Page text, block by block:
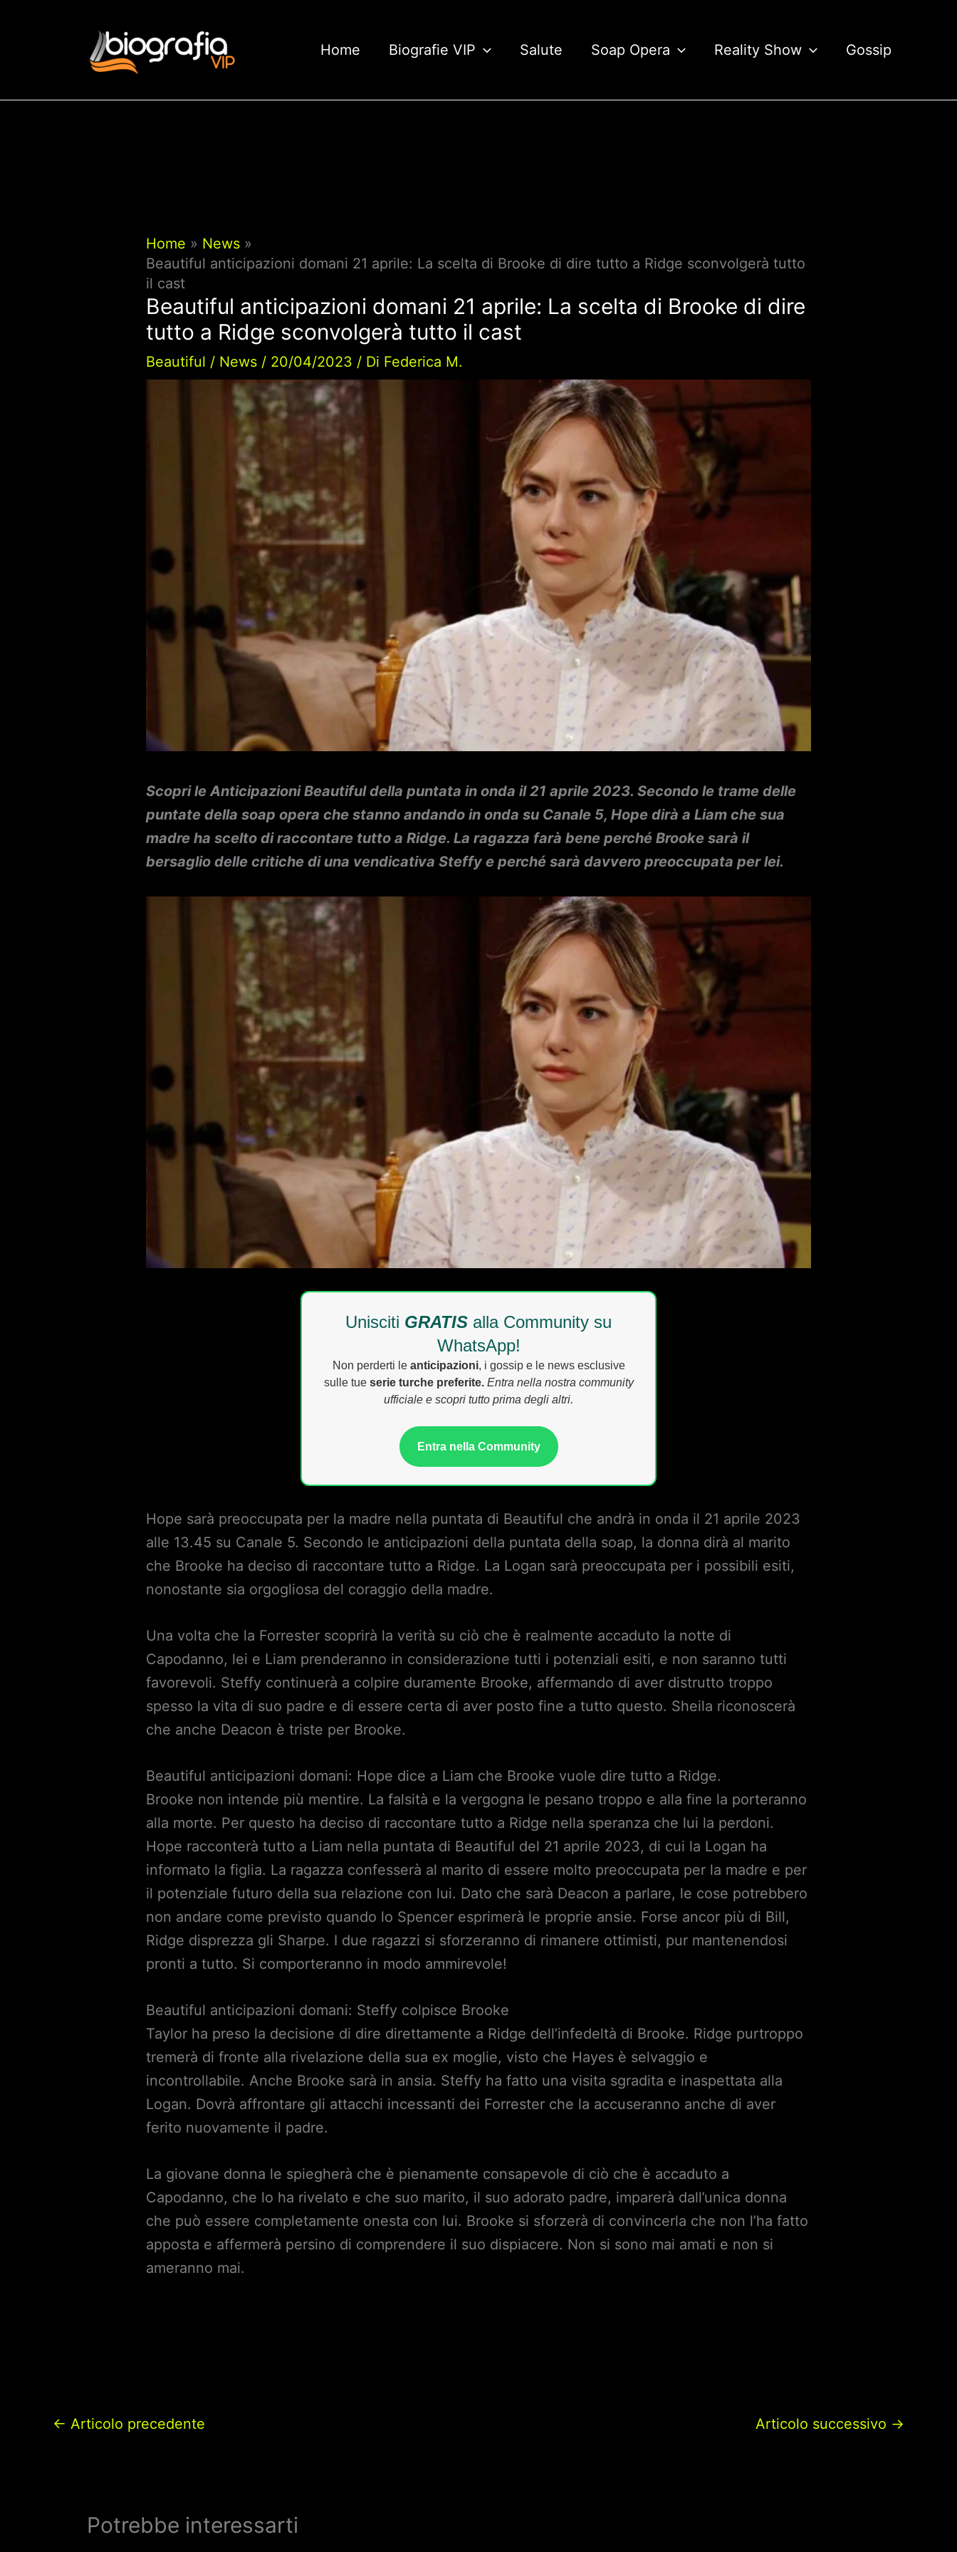
Home Biografie VIP Salute Soap Opera Reality Show Gossip
Home
News
Beautiful anticipazioni domani 21 aprile: La scelta di Brooke di dire tutto a Ridge sconvolgerà tutto
il cast
Beautiful anticipazioni domani 21 aprile: La scelta di Brooke di dire
tutto a Ridge sconvolgerà tutto il cast
Beautiful / News / 20/04/2023 / Di Federica M.
Scopri le Anticipazioni Beautiful della puntata in onda il 21 aprile 2023. Secondo le trame delle
puntate della soap opera che stanno andando in onda su Canale 5, Hope dirà a Liam che sua
madre ha scelto di raccontare tutto a Ridge. La ragazza farà bene perché Brooke sarà il
bersaglio delle critiche di una vendicativa Steffy e perché sarà davvero preoccupata per lei.
Unisciti GRATIS alla Community su
WhatsApp!
Non perderti le anticipazioni, i gossip e le news esclusive
sulle tue serie turche preferite. Entra nella nostra community
ufficiale e scopri tutto prima degli altri.
Entra nella Community
Hope sarà preoccupata per la madre nella puntata di Beautiful che andrà in onda il 21 aprile 2023
alle 13.45 su Canale 5. Secondo le anticipazioni della puntata della soap, la donna dirà al marito
che Brooke ha deciso di raccontare tutto a Ridge. La Logan sarà preoccupata per i possibili esiti,
nonostante sia orgogliosa del coraggio della madre.
Una volta che la Forrester scoprirà la verità su ciò che è realmente accaduto la notte di
Capodanno, lei e Liam prenderanno in considerazione tutti i potenziali esiti, e non saranno tutti
favorevoli. Steffy continuerà a colpire duramente Brooke, affermando di aver distrutto troppo
spesso la vita di suo padre e di essere certa di aver posto fine a tutto questo. Sheila riconoscerà
che anche Deacon è triste per Brooke.
Beautiful anticipazioni domani: Hope dice a Liam che Brooke vuole dire tutto a Ridge.
Brooke non intende più mentire. La falsità e la vergogna le pesano troppo e alla fine la porteranno
alla morte. Per questo ha deciso di raccontare tutto a Ridge nella speranza che lui la perdoni.
Hope racconterà tutto a Liam nella puntata di Beautiful del 21 aprile 2023, di cui la Logan ha
informato la figlia. La ragazza confesserà al marito di essere molto preoccupata per la madre e per
il potenziale futuro della sua relazione con lui. Dato che sarà Deacon a parlare, le cose potrebbero
non andare come previsto quando lo Spencer esprimerà le proprie ansie. Forse ancor più di Bill,
Ridge disprezza gli Sharpe. I due ragazzi si sforzeranno di rimanere ottimisti, pur mantenendosi
pronti a tutto. Si comporteranno in modo ammirevole!
Beautiful anticipazioni domani: Steffy colpisce Brooke
Taylor ha preso la decisione di dire direttamente a Ridge dell’infedeltà di Brooke. Ridge purtroppo
tremerà di fronte alla rivelazione della sua ex moglie, visto che Hayes è selvaggio e
incontrollabile. Anche Brooke sarà in ansia. Steffy ha fatto una visita sgradita e inaspettata alla
Logan. Dovrà affrontare gli attacchi incessanti dei Forrester che la accuseranno anche di aver
ferito nuovamente il padre.
La giovane donna le spiegherà che è pienamente consapevole di ciò che è accaduto a
Capodanno, che lo ha rivelato e che suo marito, il suo adorato padre, imparerà dall’unica donna
che può essere completamente onesta con lui. Brooke si sforzerà di convincerla che non l’ha fatto
apposta e affermerà persino di comprendere il suo dispiacere. Non si sono mai amati e non si
ameranno mai.
← Articolo precedente Articolo successivo →
Potrebbe interessarti